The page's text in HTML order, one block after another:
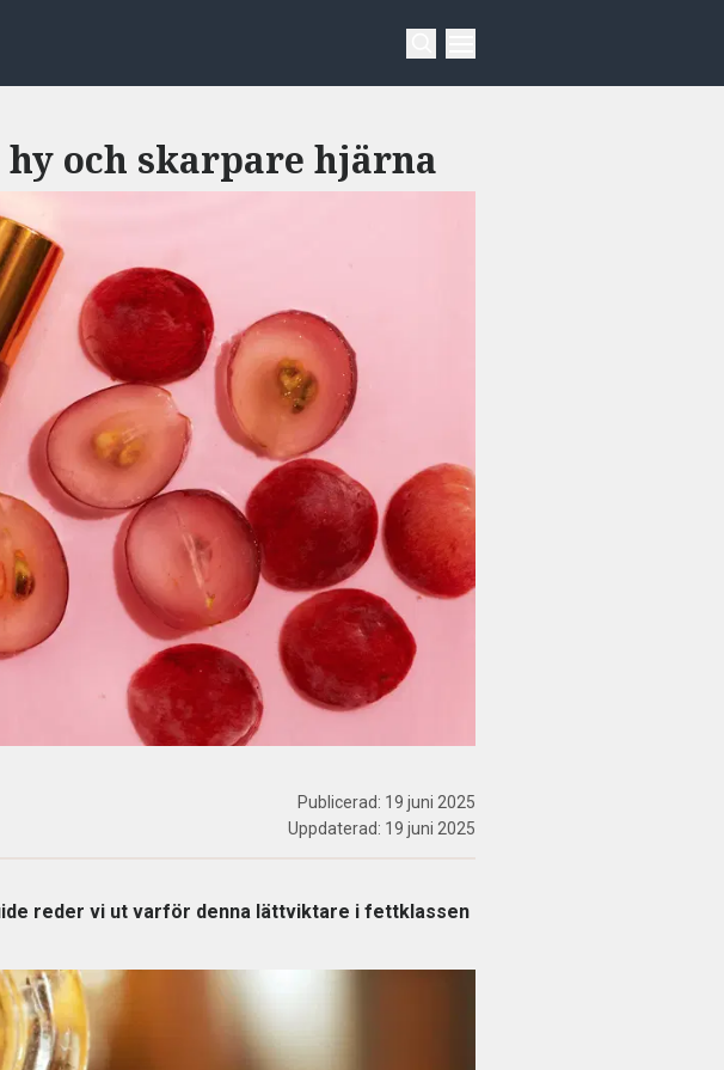
och skarpare hjärna
Publicerad: 19 juni 2025
Uppdaterad: 19 juni 2025
reder vi ut varför denna lättviktare i fettklassen